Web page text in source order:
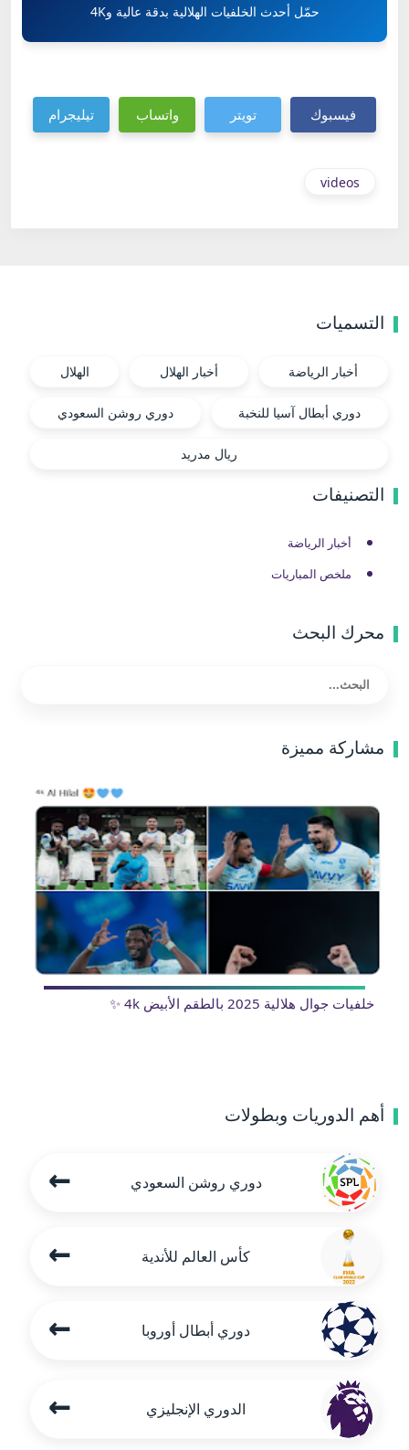
حمّل أحدث الخلفيات الهلالية بدقة عالية و4K
فيسبوك تويتر واتساب تيليجرام
videos
التسميات
أخبار الرياضة أخبار الهلال الهلال
دوري أبطال آسيا للنخبة دوري روشن السعودي
ريال مدريد
التصنيفات
أخبار الرياضة
ملخص المباريات
محرك البحث
مشاركة مميزة
خلفيات جوال هلالية 2025 بالطقم الأبيض 4k ✨
أهم الدوريات وبطولات
دوري روشن السعودي ←
كأس العالم للأندية ←
دوري أبطال أوروبا ←
الدوري الإنجليزي ←